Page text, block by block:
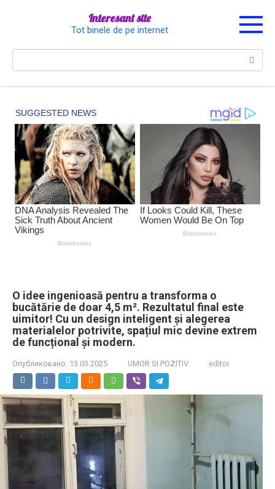
Interesant site
Tot binele de pe internet
O idee ingenioasă pentru a transforma o
bucătărie de doar 4,5 m². Rezultatul final este
uimitor! Cu un design inteligent și alegerea
materialelor potrivite, spațiul mic devine extrem
de funcțional și modern.
Опубликовано: 13.03.2025 UMOR SI POZITIV editor